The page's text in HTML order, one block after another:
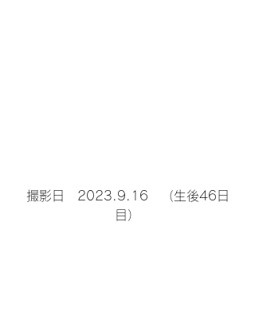
撮影日　2023.9.16　（生後46日
目）